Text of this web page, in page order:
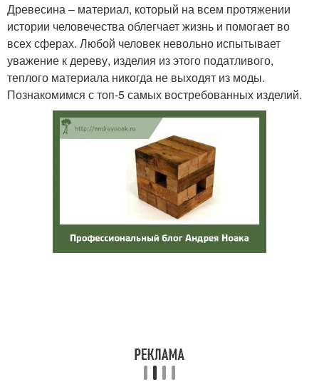
Древесина – материал, который на всем протяжении
истории человечества облегчает жизнь и помогает во
всех сферах. Любой человек невольно испытывает
уважение к дереву, изделия из этого податливого,
теплого материала никогда не выходят из моды.
Познакомимся с топ-5 самых востребованных изделий.